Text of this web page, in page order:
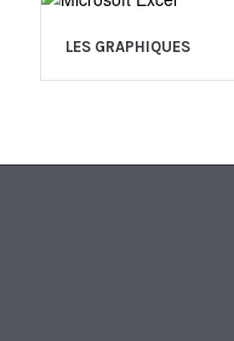
LES GRAPHIQUES